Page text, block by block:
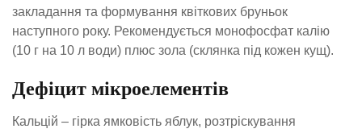
закладання та формування квіткових бруньок
наступного року. Рекомендується монофосфат калію
(10 г на 10 л води) плюс зола (склянка під кожен кущ).
Дефіцит мікроелементів
Кальцій – гірка ямковість яблук, розтріскування